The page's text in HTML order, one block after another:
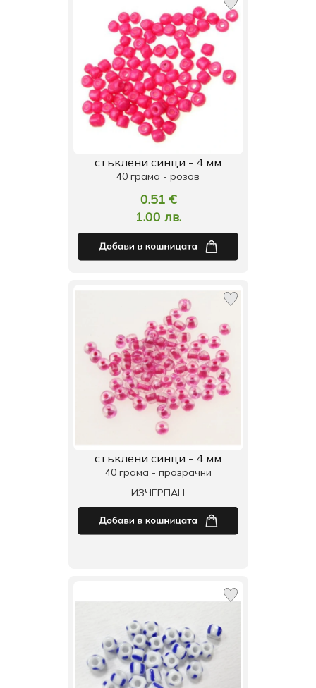
стъклени синци - 4 мм
40 грама - розов
0.51 €
1.00 лв.
стъклени синци - 4 мм
40 грама - прозрачни
ИЗЧЕРПАН